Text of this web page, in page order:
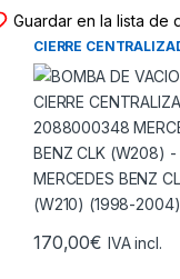
Guardar en la lista de
BOMBA DE VACIO
CIERRE
2088000348
BENZ CLK (W208) –
MERCEDES BENZ
(W210) (1998-2004)
170,00€ IVA incl.